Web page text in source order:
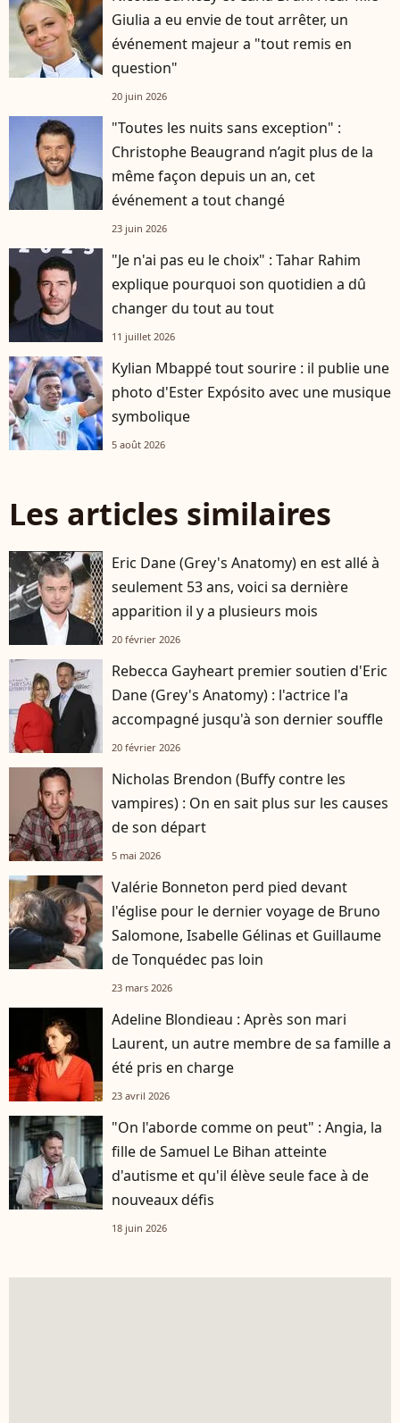
Giulia a eu envie de tout arrêter, un
événement majeur a "tout remis en
question"
20 juin 2026
"Toutes les nuits sans exception" :
Christophe Beaugrand n’agit plus de la
même façon depuis un an, cet
événement a tout changé
23 juin 2026
"Je n'ai pas eu le choix" : Tahar Rahim
explique pourquoi son quotidien a dû
changer du tout au tout
11 juillet 2026
Kylian Mbappé tout sourire : il publie une
photo d'Ester Expósito avec une musique
symbolique
5 août 2026
Les articles similaires
Eric Dane (Grey's Anatomy) en est allé à
seulement 53 ans, voici sa dernière
apparition il y a plusieurs mois
20 février 2026
Rebecca Gayheart premier soutien d'Eric
Dane (Grey's Anatomy) : l'actrice l'a
accompagné jusqu'à son dernier souffle
20 février 2026
Nicholas Brendon (Buffy contre les
vampires) : On en sait plus sur les causes
de son départ
5 mai 2026
Valérie Bonneton perd pied devant
l'église pour le dernier voyage de Bruno
Salomone, Isabelle Gélinas et Guillaume
de Tonquédec pas loin
23 mars 2026
Adeline Blondieau : Après son mari
Laurent, un autre membre de sa famille a
été pris en charge
23 avril 2026
"On l'aborde comme on peut" : Angia, la
fille de Samuel Le Bihan atteinte
d'autisme et qu'il élève seule face à de
nouveaux défis
18 juin 2026